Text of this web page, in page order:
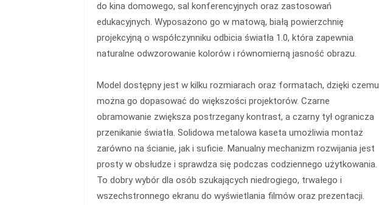
do kina domowego, sal konferencyjnych oraz zastosowań
edukacyjnych. Wyposażono go w matową, białą powierzchnię
projekcyjną o współczynniku odbicia światła 1.0, która zapewnia
naturalne odwzorowanie kolorów i równomierną jasność obrazu.
Model dostępny jest w kilku rozmiarach oraz formatach, dzięki czemu
można go dopasować do większości projektorów. Czarne
obramowanie zwiększa postrzegany kontrast, a czarny tył ogranicza
przenikanie światła. Solidowa metalowa kaseta umożliwia montaż
zarówno na ścianie, jak i suficie. Manualny mechanizm rozwijania jest
prosty w obsłudze i sprawdza się podczas codziennego użytkowania.
To dobry wybór dla osób szukających niedrogiego, trwałego i
wszechstronnego ekranu do wyświetlania filmów oraz prezentacji.